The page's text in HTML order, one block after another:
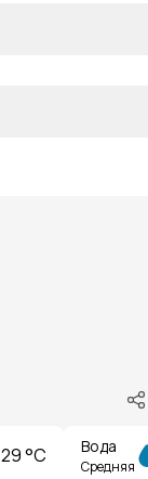
29 °C Вода
Средняя